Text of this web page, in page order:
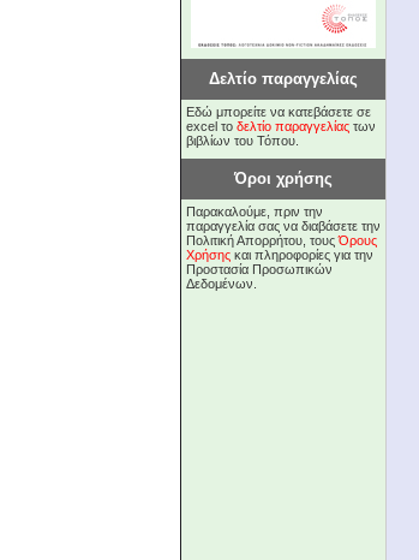
Δελτίο παραγγελίας
Εδώ μπορείτε να κατεβάσετε σε
excel το δελτίο παραγγελίαςτων
βιβλίων του Τόπου.
Όροι χρήσης
Παρακαλούμε, πριν την
παραγγελία σας να διαβάσετε την
Πολιτική Απορρήτου, τουςΌρους
Χρήσηςκαι πληροφορίες για την
Προστασία Προσωπικών
Δεδομένων.